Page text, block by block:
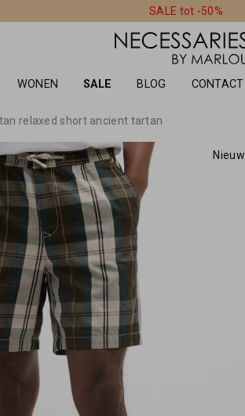
SALE tot -50%
WONEN SALE BLOG CONTACT
relaxed short ancient tartan
Nieuw